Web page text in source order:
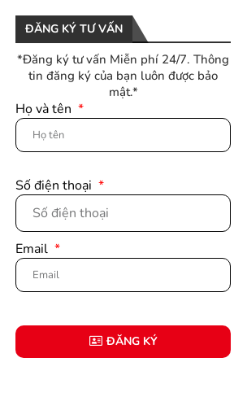
ĐĂNG KÝ TƯ VẤN
*Đăng ký tư vấn Miễn phí 24/7. Thông
tin đăng ký của bạn luôn được bảo
mật.*
Họ và tên
Số điện thoại
Email
ĐĂNG KÝ